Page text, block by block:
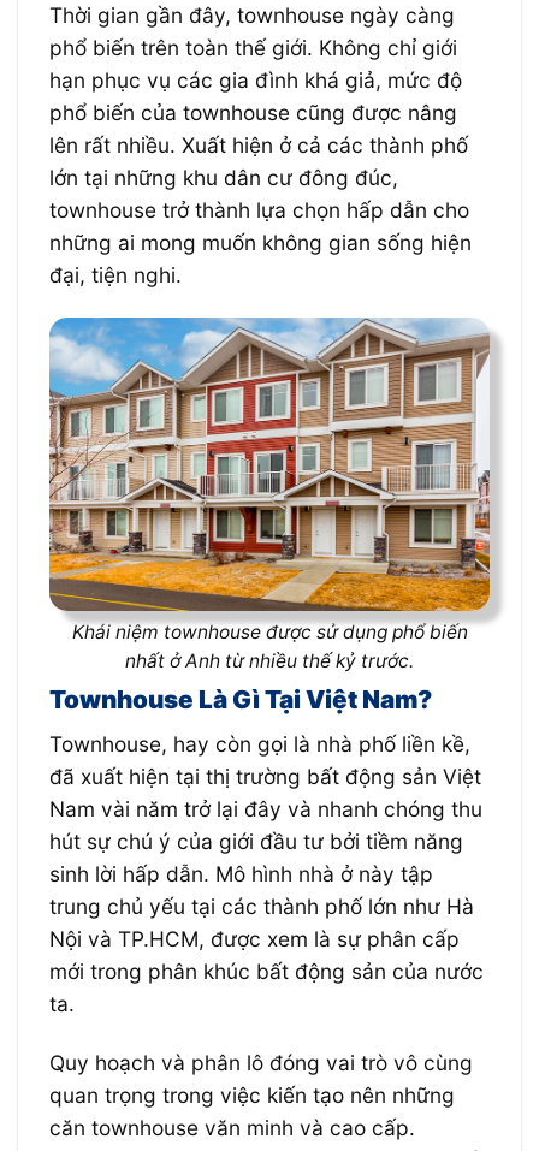
Thời gian gần đây, townhouse ngày càng
phổ biến trên toàn thế giới. Không chỉ giới
hạn phục vụ các gia đình khá giả, mức độ
phổ biến của townhouse cũng được nâng
lên rất nhiều. Xuất hiện ở cả các thành phố
lớn tại những khu dân cư đông đúc,
townhouse trở thành lựa chọn hấp dẫn cho
những ai mong muốn không gian sống hiện
đại, tiện nghi.
Khái niệm townhouse được sử dụng phổ biến
nhất ở Anh từ nhiều thế kỷ trước.
Townhouse Là Gì Tại Việt Nam?
Townhouse, hay còn gọi là nhà phố liền kề,
đã xuất hiện tại thị trường bất động sản Việt
Nam vài năm trở lại đây và nhanh chóng thu
hút sự chú ý của giới đầu tư bởi tiềm năng
sinh lời hấp dẫn. Mô hình nhà ở này tập
trung chủ yếu tại các thành phố lớn như Hà
Nội và TP.HCM, được xem là sự phân cấp
mới trong phân khúc bất động sản của nước
ta.
Quy hoạch và phân lô đóng vai trò vô cùng
quan trọng trong việc kiến tạo nên những
căn townhouse văn minh và cao cấp.